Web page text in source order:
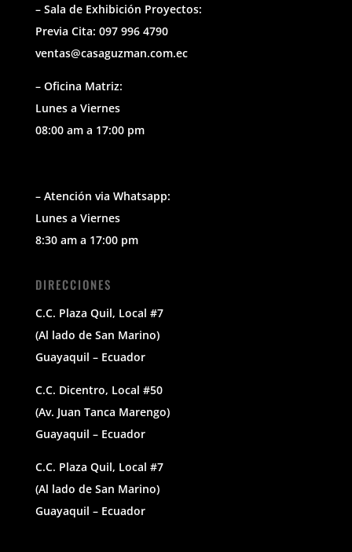
– Sala de Exhibición Proyectos:
Previa Cita: 097 996 4790
ventas@casaguzman.com.ec
– Oficina Matriz:
Lunes a Viernes
08:00 am a 17:00 pm
– Atención via Whatsapp:
Lunes a Viernes
8:30 am a 17:00 pm
DIRECCIONES
C.C. Plaza Quil, Local #7
(Al lado de San Marino)
Guayaquil – Ecuador
C.C. Dicentro, Local #50
(Av. Juan Tanca Marengo)
Guayaquil – Ecuador
C.C. Plaza Quil, Local #7
(Al lado de San Marino)
Guayaquil – Ecuador